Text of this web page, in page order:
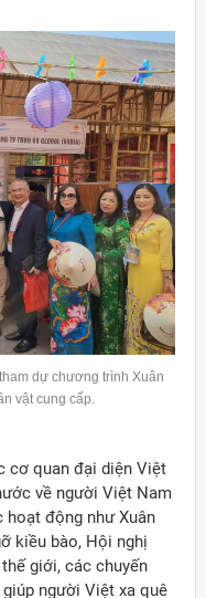
dự chương trình Xuân
vật cung cấp.
cơ quan đại diện Việt
về người Việt Nam
hoạt động như Xuân
kiều bào, Hội nghị
giới, các chuyến
người Việt xa quê